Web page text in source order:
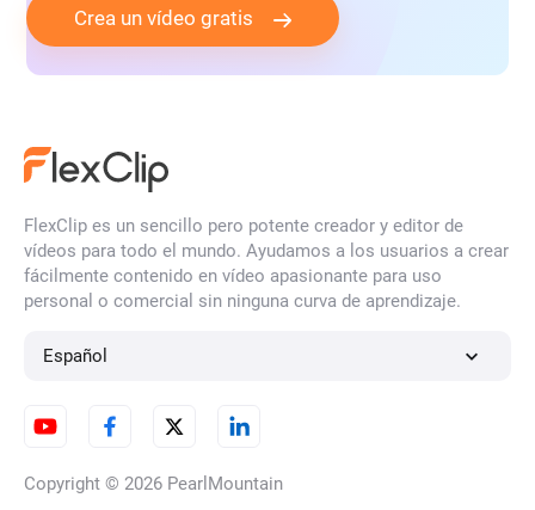
Crea un vídeo gratis
FlexClip es un sencillo pero potente creador y editor de
vídeos para todo el mundo. Ayudamos a los usuarios a crear
fácilmente contenido en vídeo apasionante para uso
personal o comercial sin ninguna curva de aprendizaje.
Español
Copyright © 2026 PearlMountain